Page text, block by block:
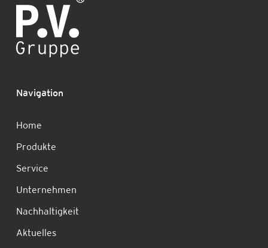
Navigation
Home
Produkte
Service
Unternehmen
Nachhaltigkeit
Aktuelles